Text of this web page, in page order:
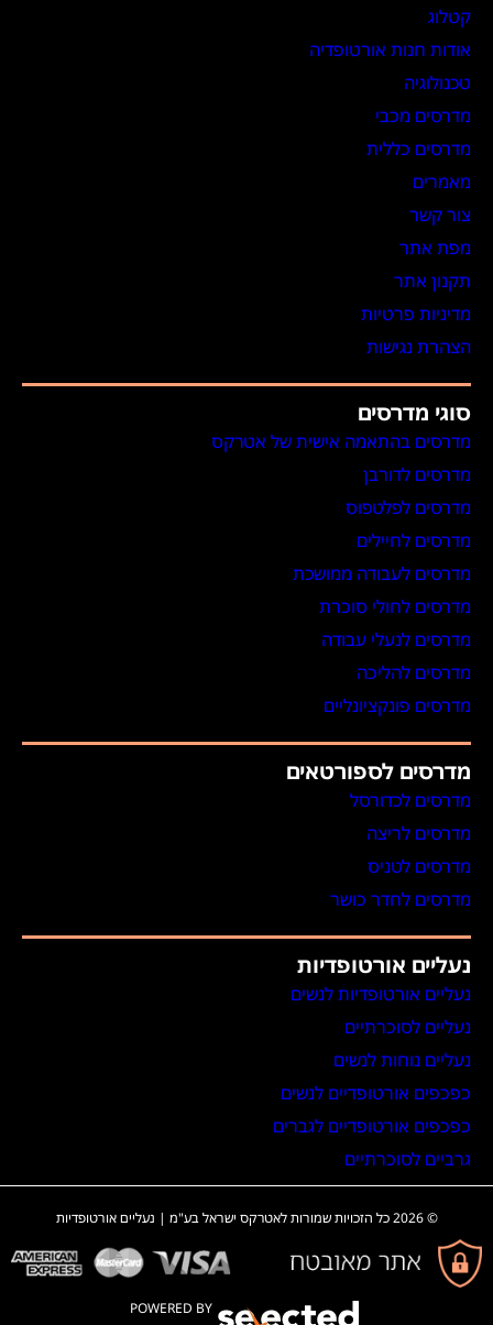
קטלוג
אודות חנות אורטופדיה
טכנולוגיה
מדרסים מכבי
מדרסים כללית
מאמרים
צור קשר
מפת אתר
תקנון אתר
מדיניות פרטיות
הצהרת נגישות
סוגי מדרסים
מדרסים בהתאמה אישית של אטרקס
מדרסים לדורבן
מדרסים לפלטפוס
מדרסים לחיילים
מדרסים לעבודה ממושכת
מדרסים לחולי סוכרת
מדרסים לנעלי עבודה
מדרסים להליכה
מדרסים פונקציונליים
מדרסים לספורטאים
מדרסים לכדורסל
מדרסים לריצה
מדרסים לטניס
מדרסים לחדר כושר
נעליים אורטופדיות
נעליים אורטופדיות לנשים
נעליים לסוכרתיים
נעליים נוחות לנשים
כפכפים אורטופדיים לנשים
כפכפים אורטופדיים לגברים
גרביים לסוכרתיים
© 2026 כל הזכויות שמורות לאטרקס ישראל בע"מ | נעליים אורטופדיות
POWERED BY